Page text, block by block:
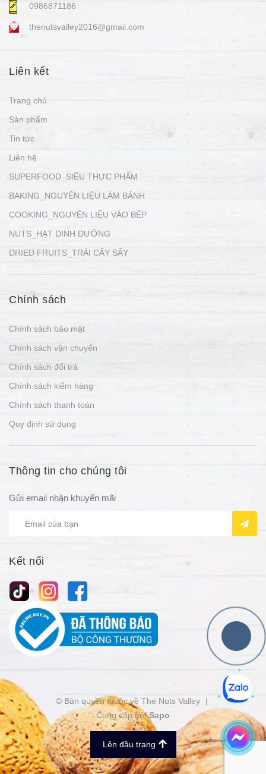
0986871186
thenutsvalley2016@gmail.com
Liên kết
Trang chủ
Sản phẩm
Tin tức
Liên hệ
SUPERFOOD_SIÊU THỰC PHẨM
BAKING_NGUYÊN LIỆU LÀM BÁNH
COOKING_NGUYÊN LIỆU VÀO BẾP
NUTS_HẠT DINH DƯỠNG
DRIED FRUITS_TRÁI CÂY SẤY
Chính sách
Chính sách bảo mật
Chính sách vận chuyển
Chính sách đổi trả
Chính sách kiểm hàng
Chính sách thanh toán
Quy định sử dụng
Thông tin cho chúng tôi
Gửi email nhận khuyến mãi
Kết nối
© Bản quyền thuộc về The Nuts Valley
|
Cung cấp bởi Sapo
Lên đầu trang